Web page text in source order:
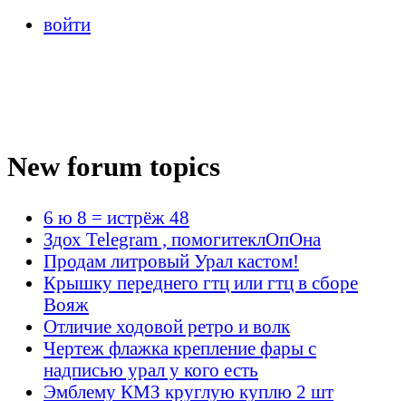
войти
New forum topics
6 ю 8 = истрёж 48
Здох Telegram , помогитеклОпОна
Продам литровый Урал кастом!
Крышку переднего гтц или гтц в сборе
Вояж
Отличие ходовой ретро и волк
Чертеж флажка крепление фары с
надписью урал у кого есть
Эмблему КМЗ круглую куплю 2 шт